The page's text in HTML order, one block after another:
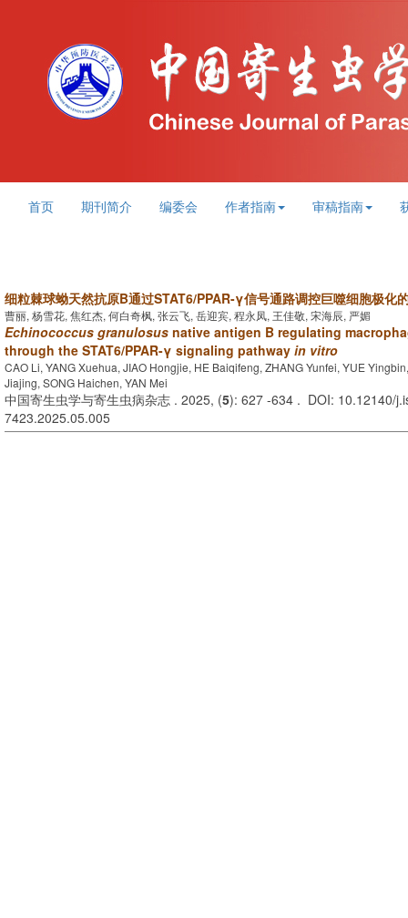
首页 期刊简介 编委会 作者指南 审稿指南
细粒棘球蚴天然抗原B通过STAT6/PPAR-γ信号通路调控巨噬细胞极化
曹丽, 杨雪花, 焦红杰, 何白奇枫, 张云飞, 岳迎宾, 程永凤, 王佳敬, 宋海辰, 严媚
Echinococcus granulosus native antigen B regulating
through the STAT6/PPAR-γ signaling pathway in vitro
CAO Li, YANG Xuehua, JIAO Hongjie, HE Baiqifeng, ZHANG Yunfei, YUE
Jiajing, SONG Haichen, YAN Mei
中国寄生虫学与寄生虫病杂志 . 2025, (5): 627 -634 . DOI: 10.12140/
7423.2025.05.005